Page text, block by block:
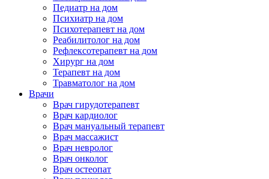
Педиатр на дом
Психиатр на дом
Психотерапевт на дом
Реабилитолог на дом
Рефлексотерапевт на дом
Хирург на дом
Терапевт на дом
Травматолог на дом
Врачи
Врач гирудотерапевт
Врач кардиолог
Врач мануальный терапевт
Врач массажист
Врач невролог
Врач онколог
Врач остеопат